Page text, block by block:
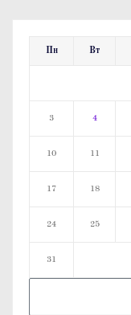
Пн Вт
3 4
10 11
17 18
24 25
31